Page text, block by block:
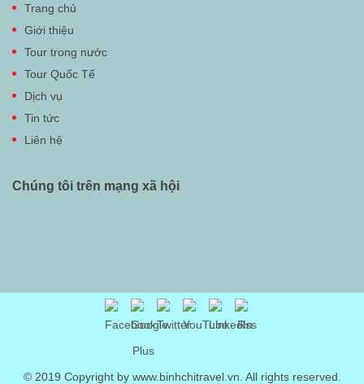
Trang chủ
Giới thiệu
Tour trong nước
Tour Quốc Tế
Dịch vụ
Tin tức
Liên hệ
Chúng tôi trên mạng xã hội
© 2019 Copyright by www.binhchitravel.vn. All rights reserved.